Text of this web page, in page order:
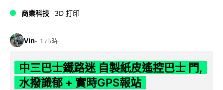
商業科技 3D 打印
Vin 1 小時
中三巴士鐵路迷 自製紙皮遙控巴士 門,
水撥識郁 + 實時GPS報站